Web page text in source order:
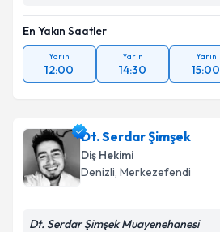
En Yakın Saatler
Yarın
12:00
Yarın
14:30
Yarın
15:00
Dt. Serdar Şimşek
Diş Hekimi
Denizli, Merkezefendi
Dt. Serdar Şimşek Muayenehanesi